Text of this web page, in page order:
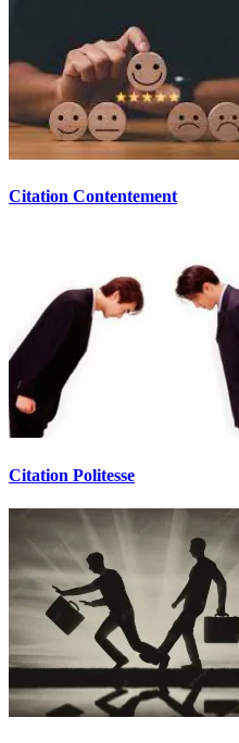
Citation Contentement
Citation Politesse